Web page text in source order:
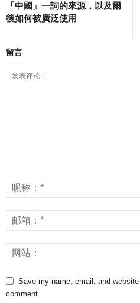
「中國」一詞的來源，以及爾
後如何被廣泛使用
留言
Save my name, email, and
comment.